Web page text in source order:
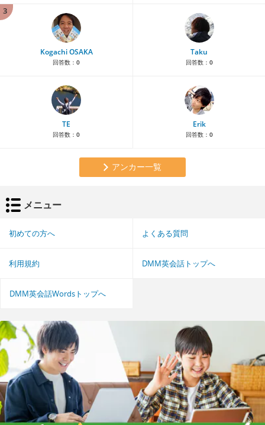
3
Kogachi OSAKA
回答数： 0
Taku
回答数： 0
TE
回答数： 0
Erik
回答数： 0
アンカー一覧
メニュー
初めての方へ よくある質問
利用規約 DMM英会話トップへ
DMM英会話Wordsトップへ